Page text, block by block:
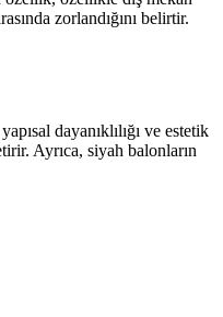
zorlandığını belirtir.
dayanıklılığı ve estetik
Ayrıca, siyah balonların